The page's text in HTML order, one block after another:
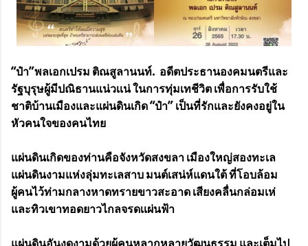
“ป๋า”พลเอกเปรม ติณสูลานนท์. อดีตประธานองคมนตรีและ
รัฐบุรุษผู้มีปณิธานแน่วเเน่ ในการทุ่มเทชีวิต เพื่อการรับใช้
ชาติบ้านเมืองและแผ่นดินเกิด “ป๋า” เป็นที่รักและยังคงอยู่ใน
หัวคนใจของคนไทย
แผ่นดินเกิดของท่านคือจังหวัดสงขลา เมืองใหญ่สองทะเล
แผ่นดินงามแห่งลุ่มทะเลสาบ มนต์เสน่ห์แดนใต้ ที่โอบล้อม
ผู้คนไว้ท่ามกลางหาดทรายขาวสะอาด เสียงคลื่นกล่อมเห่
และทิวเขาทอดยาวไกลจรดเเผ่นฟ้า